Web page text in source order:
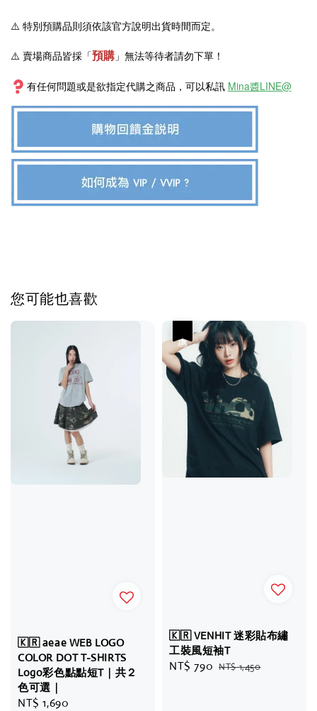
⚠️ 特別預購品則須依該官方說明出貨時間而定。
⚠️ 賣場商品皆採 「預購 」 無法等待者請勿下單！
有任何問題或是欲指定代購之商品，可以私訊 Mina醬LINE@
您可能也喜歡
🇰🇷 aeae WEB LOGO
COLOR DOT T-SHIRTS
Logo彩色點點短T｜共２
色可選｜
Regular
NT$ 1,690
🇰🇷 VENHIT 迷彩貼布繡
工裝風短袖T
Sale
NT$ 790 Regular
NT$ 1,450